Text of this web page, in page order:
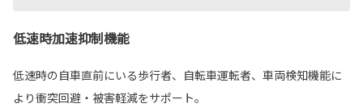
低速時加速抑制機能
低速時の自車直前にいる歩行者、自転車運転者、車両検知機能に
より衝突回避・被害軽減をサポート。